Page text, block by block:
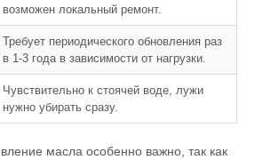
возможен локальный ремонт.
Требует периодического обновления раз
в 1-3 года в зависимости от нагрузки.
Чувствительно к стоячей воде, лужи
нужно убирать сразу.
масла особенно важно, так как